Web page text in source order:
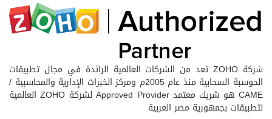
شركة ZOHO تعد من الشركات العالمية الرائدة في مجال تطبيقات
الحوسبة السحابية منذ عام 2005م ومركز الخبرات الإدارية والمحاسبية /
CAME هو شريك معتمد Approved Provider لشركة ZOHO العالمية
لتطبيقات بجمهورية مصر العربية